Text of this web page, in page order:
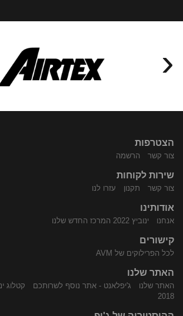
‹
הצטרפות
צור קשר הרשמה
שירות לקוחות
צור קשר תקנון עזרו לנו
אודותינו
אנחנו ינוביץ 2022 המרכז החדש שלנו
קישורים
לכל הפרילוקים של AVM
האתר שלנו
האתר שלנו ג'יפלאנט - אתר נוסף לשרותכם
2018